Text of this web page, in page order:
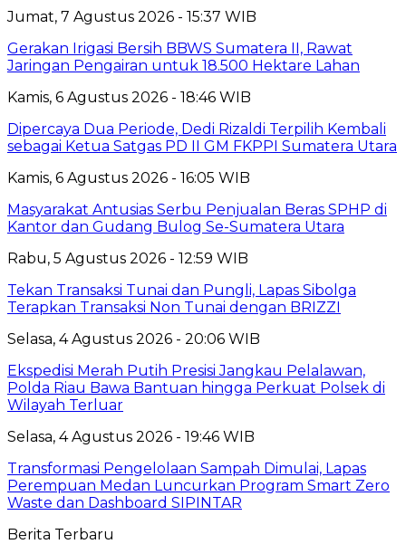
Jumat, 7 Agustus 2026 - 15:37 WIB
Gerakan Irigasi Bersih BBWS Sumatera II, Rawat
Jaringan Pengairan untuk 18.500 Hektare Lahan
Kamis, 6 Agustus 2026 - 18:46 WIB
Dipercaya Dua Periode, Dedi Rizaldi Terpilih Kembali
sebagai Ketua Satgas PD II GM FKPPI Sumatera Utara
Kamis, 6 Agustus 2026 - 16:05 WIB
Masyarakat Antusias Serbu Penjualan Beras SPHP di
Kantor dan Gudang Bulog Se-Sumatera Utara
Rabu, 5 Agustus 2026 - 12:59 WIB
Tekan Transaksi Tunai dan Pungli, Lapas Sibolga
Terapkan Transaksi Non Tunai dengan BRIZZI
Selasa, 4 Agustus 2026 - 20:06 WIB
Ekspedisi Merah Putih Presisi Jangkau Pelalawan,
Polda Riau Bawa Bantuan hingga Perkuat Polsek di
Wilayah Terluar
Selasa, 4 Agustus 2026 - 19:46 WIB
Transformasi Pengelolaan Sampah Dimulai, Lapas
Perempuan Medan Luncurkan Program Smart Zero
Waste dan Dashboard SIPINTAR
Berita Terbaru